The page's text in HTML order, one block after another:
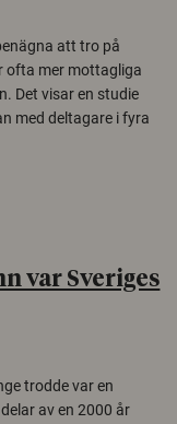
att tro på
ofta mer mottagliga
Det visar en studie
med deltagare i fyra
var Sveriges
trodde var en
av en 2000 år